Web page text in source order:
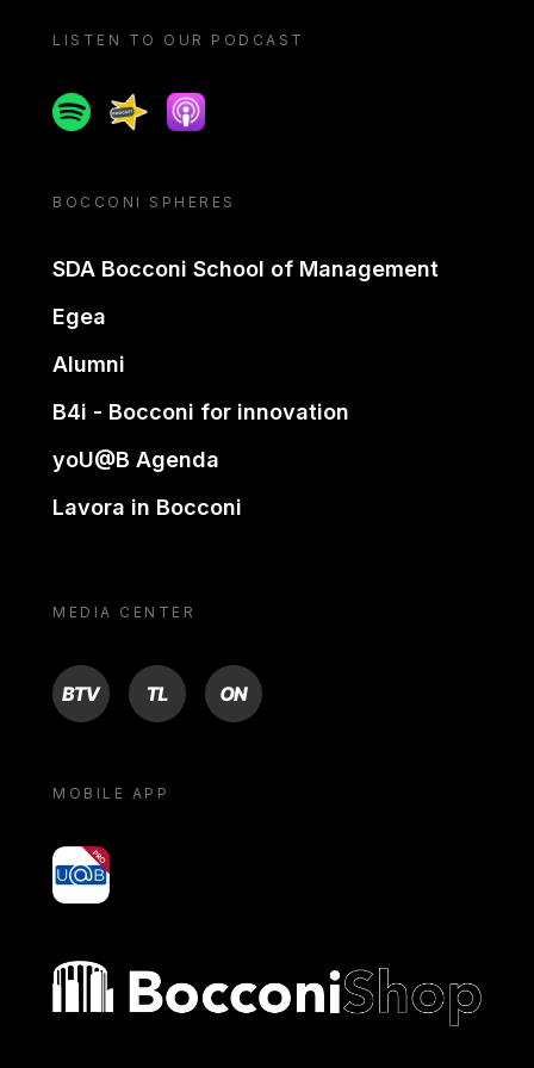
LISTEN TO OUR PODCAST
SpotifySpreakerApple podcast
BOCCONI SPHERES
SDA Bocconi School of Management
Egea
Alumni
B4i - Bocconi for innovation
yoU@B Agenda
Lavora in Bocconi
MEDIA CENTER
BTV TL ON
MOBILE APP
yoU@B
Bocconi shop